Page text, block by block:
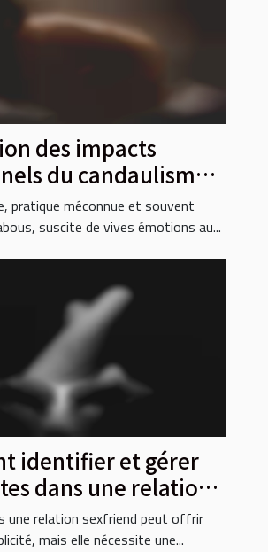
des impacts
du candaulisme
pratique méconnue et souvent
suscite de vives émotions au...
identifier et gérer
dans une relation
une relation sexfriend peut offrir
mais elle nécessite une...